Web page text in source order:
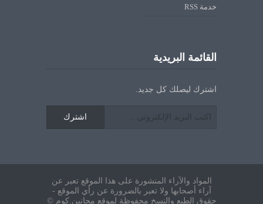
خدمة RSS
القائمة البريدية
اشترك ليصلك كل جديد.
اشترك
المواد والآراء المنشورة على هذا الموقع تعبر عن
آراء أصحابها ولا تعبر بالضرورة عن رأي الموقع -
حقوق الطبع والنسخ محفوظة لموقع مجانين.كوم ©